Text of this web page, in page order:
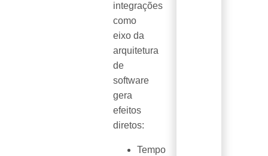
integrações
como
eixo da
arquitetura
de
software
gera
efeitos
diretos:
Tempo